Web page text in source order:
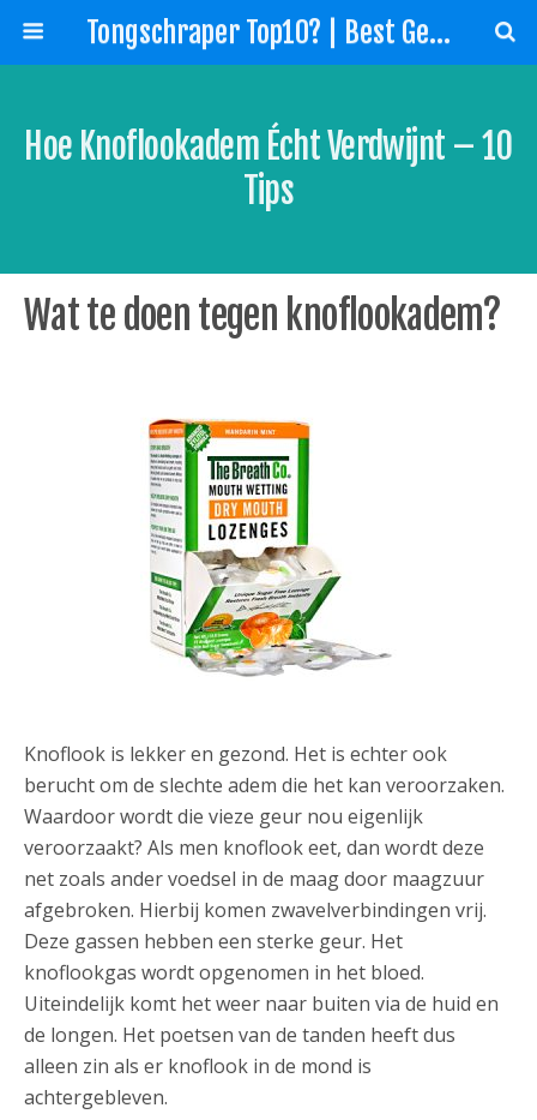
Tongschraper Top10? | Best Geteste Tongreiniger!
Hoe Knoflookadem Écht Verdwijnt – 10
Tips
Wat te doen tegen knoflookadem?
Knoflook is lekker en gezond. Het is echter ook
berucht om de slechte adem die het kan veroorzaken.
Waardoor wordt die vieze geur nou eigenlijk
veroorzaakt? Als men knoflook eet, dan wordt deze
net zoals ander voedsel in de maag door maagzuur
afgebroken. Hierbij komen zwavelverbindingen vrij.
Deze gassen hebben een sterke geur. Het
knoflookgas wordt opgenomen in het bloed.
Uiteindelijk komt het weer naar buiten via de huid en
de longen. Het poetsen van de tanden heeft dus
alleen zin als er knoflook in de mond is
achtergebleven.